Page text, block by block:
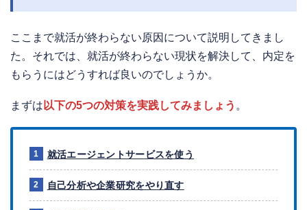
ここまで就活が終わらない原因について説明してきまし
た。それでは、就活が終わらない現状を解決して、内定を
もらうにはどうすれば良いのでしょうか。
まずは以下の5つの対策を実践してみましょう 。
就活エージェントサービスを使う
自己分析や企業研究をやり直す